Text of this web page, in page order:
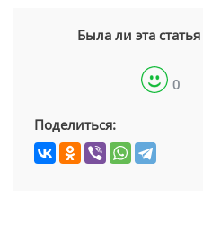
Была ли эта
0
Поделиться: